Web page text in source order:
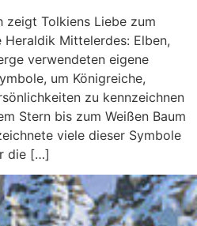
zeigt Tolkiens Liebe zum
Mittelerdes: Elben,
verwendeten eigene
um Königreiche,
zu kennzeichnen
Stern bis zum Weißen Baum
viele dieser Symbole
die […]